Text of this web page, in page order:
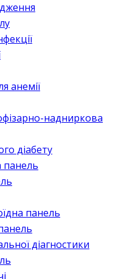
анемії
надниркова
діабету
панель
панель
діагностики